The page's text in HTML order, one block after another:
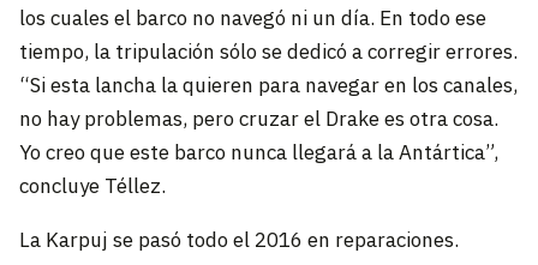
los cuales el barco no navegó ni un día. En todo ese
tiempo, la tripulación sólo se dedicó a corregir errores.
“Si esta lancha la quieren para navegar en los canales,
no hay problemas, pero cruzar el Drake es otra cosa.
Yo creo que este barco nunca llegará a la Antártica”,
concluye Téllez.
La Karpuj se pasó todo el 2016 en reparaciones.